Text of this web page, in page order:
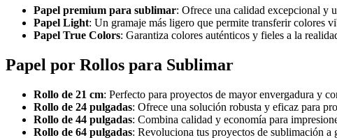
Papel premium para sublimar: Ofrece una calidad excepcional y
Papel Light: Un gramaje más ligero que permite transferir colores
Papel True Colors: Garantiza colores auténticos y fieles a la
Papel por Rollos para Sublimar
Rollo de 21 cm: Perfecto para proyectos de mayor envergadura y
Rollo de 24 pulgadas: Ofrece una solución robusta y eficaz para
Rollo de 44 pulgadas: Combina calidad y economía para
Rollo de 64 pulgadas: Revoluciona tus proyectos de sublimación a